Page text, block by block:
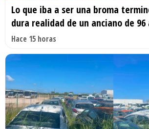
Lo que iba a ser una broma
dura realidad de un anciano de 96
Hace 15 horas